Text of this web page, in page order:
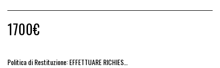
1700€
Politica di Restituzione:EFFETTUARE RICHIESTA DI RESO ENTRO 14 GIORNI DALL&#039;ACQUISTO DEL RICAMBIO, IL RIMBORSO VIENE EMESSO ALLA CONSEGNA DEL RICAMBIO IN SEDE.